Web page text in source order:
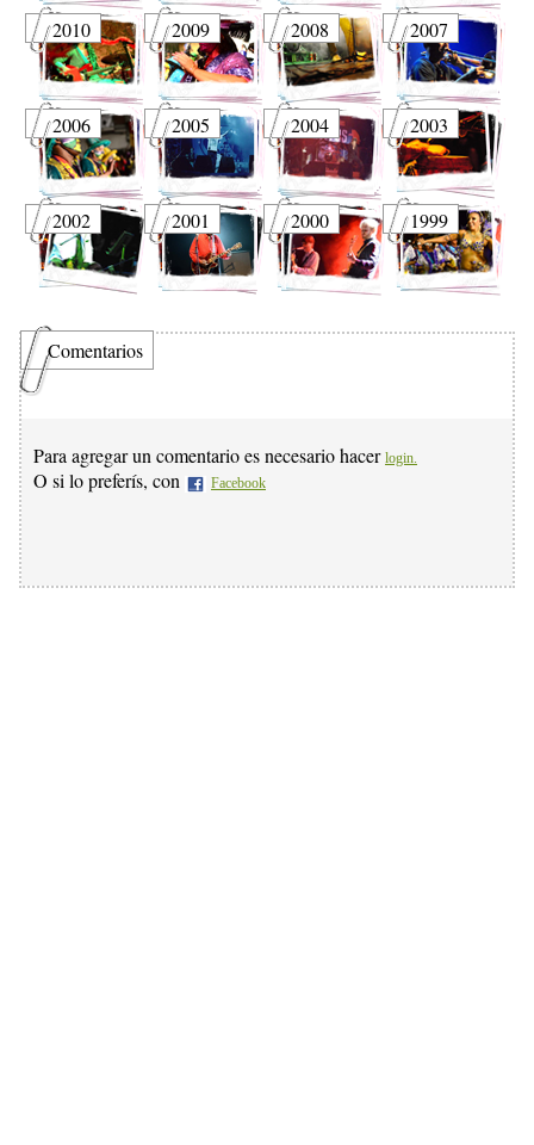
2010 2009 2008 2007
2006 2005 2004 2003
2002 2001 2000 1999
Comentarios
Para agregar un comentario es necesario hacer login.
O si lo preferís, con Facebook